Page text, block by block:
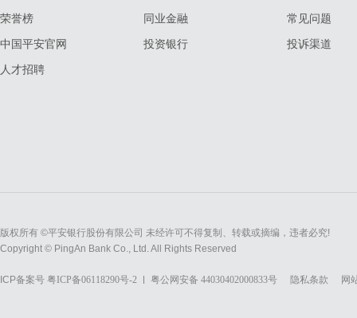
荣誉榜
中国平安官网
人才招聘
同业金融
投资银行
常见问题
投诉渠道
版权所有 ©平安银行股份有限公司 未经许可不得复制、转载或摘编，违者必究!
Copyright © PingAn Bank Co., Ltd. All Rights Reserved
ICP备案号 粤ICP备06118290号-2 粤公网安备 44030402000833号 隐私条款 网